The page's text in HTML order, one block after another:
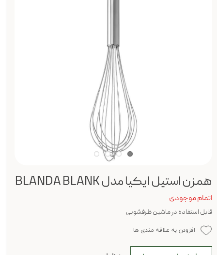
همزن استیل ایکیا مدل BLANDA BLANK
اتمام موجودی
قابل استفاده در ماشین ظرفشویی
افزودن به علاقه مندی ها